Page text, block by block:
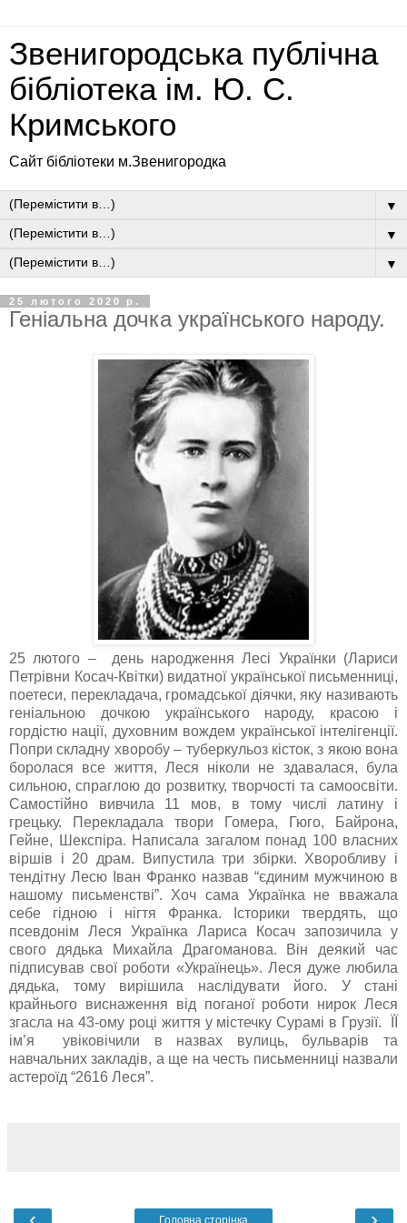
Звенигородська публічна
бібліотека ім. Ю. С.
Кримського
Сайт бібліотеки м.Звенигородка
▼
▼
▼
25 лютого 2020 р.
Геніальна дочка українського народу.
25 лютого – день народження Лесі Українки (Лариси
Петрівни Косач-​Квітки) видатної української письменниці,
поетеси, перекладача, громадської діячки, яку називають
геніальною дочкою українського народу, красою і
гордістю нації, духовним вождем української інтелігенції.
Попри складну хворобу – туберкульоз кісток, з якою вона
боролася все життя, Леся ніколи не здавалася, була
сильною, спраглою до розвитку, творчості та самоосвіти.
Самостійно вивчила 11 мов, в тому числі латину і
грецьку. Перекладала твори Гомера, Гюго, Байрона,
Гейне, Шекспіра. Написала загалом понад 100 власних
віршів і 20 драм. Випустила три збірки. Хворобливу і
тендітну Лесю Іван Франко назвав “єдиним мужчиною в
нашому письменстві”. Хоч сама Українка не вважала
себе гідною і нігтя Франка. Історики твердять, що
псевдонім Леся Українка Лариса Косач запозичила у
свого дядька Михайла Драгоманова. Він деякий час
підписував свої роботи «Українець». Леся дуже любила
дядька, тому вирішила наслідувати його. У стані
крайнього виснаження від поганої роботи нирок Леся
згасла на 43-ому році життя у містечку Сурамі в Грузії. ЇЇ
ім’я увіковічили в назвах вулиць, бульварів та
навчальних закладів, а ще на честь письменниці назвали
астероїд “2616 Леся”.
Головна сторінка